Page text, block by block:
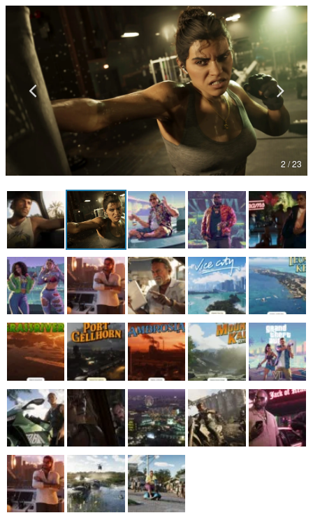
なんでゲームは面白い？
ゲーム開発者・hamatsu氏がゲームの魅力を画面や操作の
具体的な形から解き明かしていく、硬派で骨太な評論連載
ゲームが変えた日本語
「経験値」「裏技」「ラスボス」… ゲームにまつわる言葉
の起源や用法の変遷を、コンピューター文化史研究家・タ
イニーP氏が徹底調査。
カテゴリ
マンガ
女性向け
アプリレビュー
その他
電ファミニコゲーマーとは？
運営：株式会社マレ
2 / 23